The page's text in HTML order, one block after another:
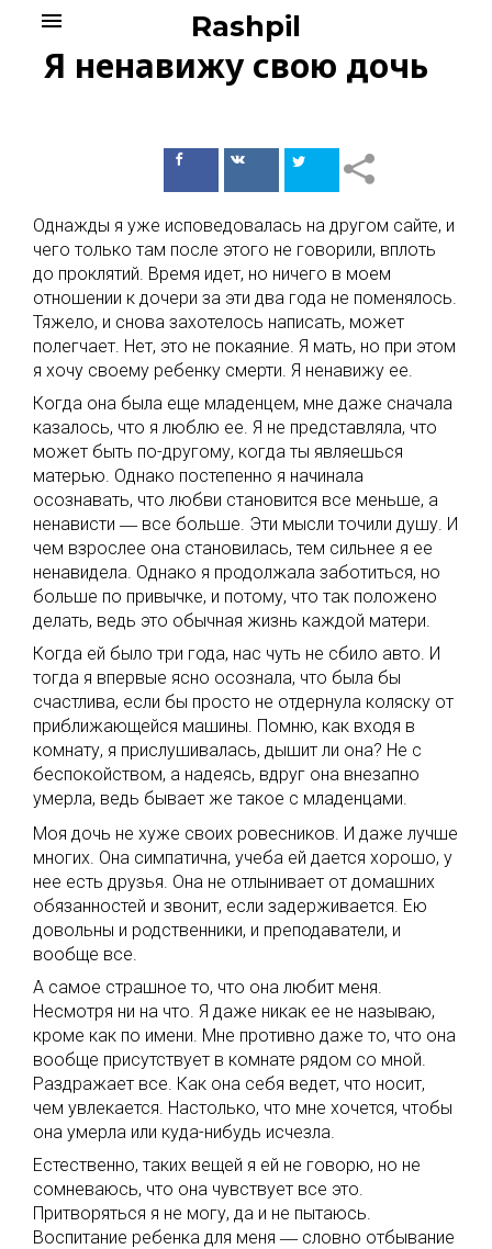
content
Rashpil
menu
Я ненавижу свою дочь
ПоделитьсяПоделиться
Однажды я уже исповедовалась на другом сайте, и
чего только там после этого не говорили, вплоть
до проклятий. Время идет, но ничего в моем
отношении к дочери за эти два года не поменялось.
Тяжело, и снова захотелось написать, может
полегчает. Нет, это не покаяние. Я мать, но при этом
я хочу своему ребенку смерти. Я ненавижу ее.
Когда она была еще младенцем, мне даже сначала
казалось, что я люблю ее. Я не представляла, что
может быть по-другому, когда ты являешься
матерью. Однако постепенно я начинала
осознавать, что любви становится все меньше, а
ненависти ― все больше. Эти мысли точили душу. И
чем взрослее она становилась, тем сильнее я ее
ненавидела. Однако я продолжала заботиться, но
больше по привычке, и потому, что так положено
делать, ведь это обычная жизнь каждой матери.
Когда ей было три года, нас чуть не сбило авто. И
тогда я впервые ясно осознала, что была бы
счастлива, если бы просто не отдернула коляску от
приближающейся машины. Помню, как входя в
комнату, я прислушивалась, дышит ли она? Не с
беспокойством, а надеясь, вдруг она внезапно
умерла, ведь бывает же такое с младенцами.
Моя дочь не хуже своих ровесников. И даже лучше
многих. Она симпатична, учеба ей дается хорошо, у
нее есть друзья. Она не отлынивает от домашних
обязанностей и звонит, если задерживается. Ею
довольны и родственники, и преподаватели, и
вообще все.
А самое страшное то, что она любит меня.
Несмотря ни на что. Я даже никак ее не называю,
кроме как по имени. Мне противно даже то, что она
вообще присутствует в комнате рядом со мной.
Раздражает все. Как она себя ведет, что носит,
чем увлекается. Настолько, что мне хочется, чтобы
она умерла или куда-нибудь исчезла.
Естественно, таких вещей я ей не говорю, но не
сомневаюсь, что она чувствует все это.
Притворяться я не могу, да и не пытаюсь.
Воспитание ребенка для меня ― словно отбывание